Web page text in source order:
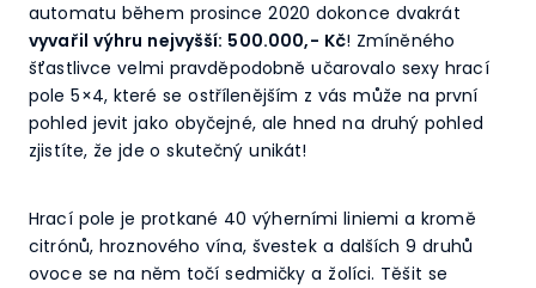
automatu během prosince 2020 dokonce dvakrát
vyvařil výhru nejvyšší: 500.000,- Kč! Zmíněného
šťastlivce velmi pravděpodobně učarovalo sexy hrací
pole 5×4, které se ostřílenějším z vás může na první
pohled jevit jako obyčejné, ale hned na druhý pohled
zjistíte, že jde o skutečný unikát!
Hrací pole je protkané 40 výherními liniemi a kromě
citrónů, hroznového vína, švestek a dalších 9 druhů
ovoce se na něm točí sedmičky a žolíci. Těšit se